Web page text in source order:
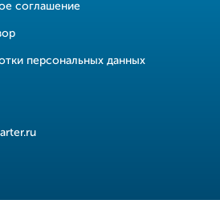
соглашение
персональных данных